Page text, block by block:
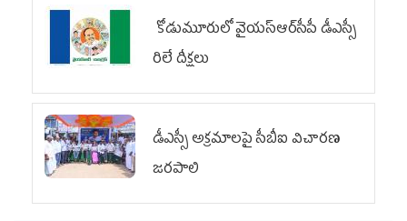
కోడుమూరులో వైయ‌స్ఆర్‌సీపీ డీఎస్సీ
రిలే దీక్షలు
డీఎస్సీ అక్రమాలపై సీబీఐ విచారణ
జరపాలి